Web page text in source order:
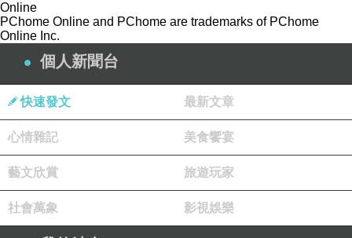
Online
PChome Online and PChome are trademarks of PChome
Online Inc.
個人新聞台
快速發文 最新文章
心情雜記 美食饗宴
藝文欣賞 旅遊玩家
社會萬象 影視娛樂